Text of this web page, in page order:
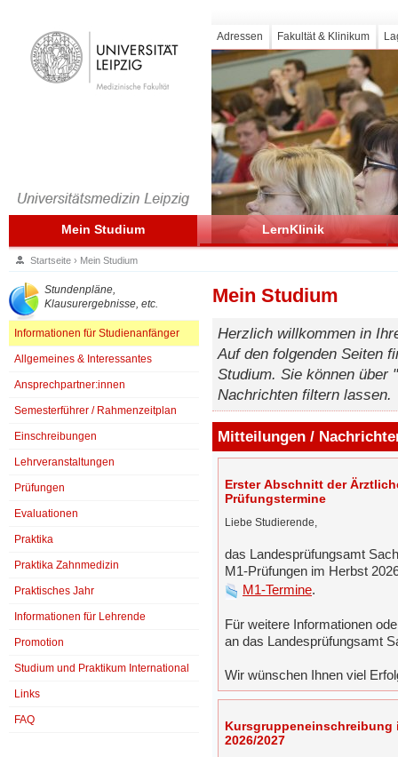
Adressen Fakultät & Klinikum
Mein Studium LernKlinik
Startseite › Mein Studium
Stundenpläne,
Klausurergebnisse, etc.
Informationen für Studienanfänger
Allgemeines & Interessantes
Ansprechpartner:innen
Semesterführer / Rahmenzeitplan
Einschreibungen
Lehrveranstaltungen
Prüfungen
Evaluationen
Praktika
Praktika Zahnmedizin
Praktisches Jahr
Informationen für Lehrende
Promotion
Studium und Praktikum International
Links
FAQ
Mein Studium
Herzlich willkommen in
Auf den folgenden Seiten
Studium. Sie können über
Nachrichten filtern lassen.
Mitteilungen /
Erster Abschnitt der
Prüfungstermine
Liebe Studierende,
das Landesprüfungsamt
M1-Prüfungen im Herbst
M1-Termine.
Für weitere Informationen
an das Landesprüfungsamt
Wir wünschen Ihnen viel
Kursgruppeneinschreibung
2026/2027